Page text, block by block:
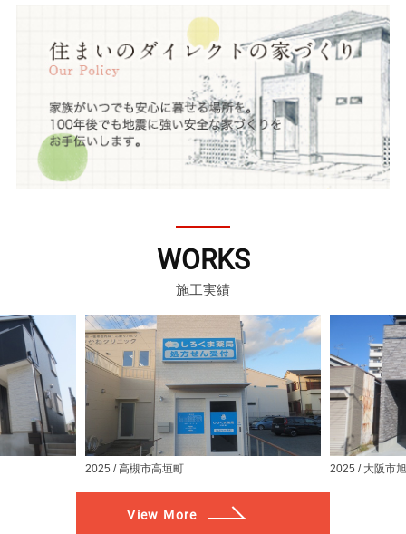
WORKS
施工実績
2025 / 高槻市高垣町 2025 / 大阪市
View More